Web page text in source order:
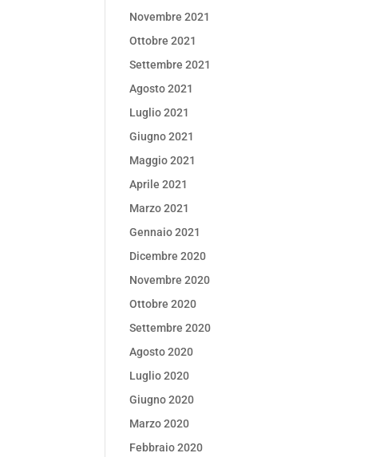
Novembre 2021
Ottobre 2021
Settembre 2021
Agosto 2021
Luglio 2021
Giugno 2021
Maggio 2021
Aprile 2021
Marzo 2021
Gennaio 2021
Dicembre 2020
Novembre 2020
Ottobre 2020
Settembre 2020
Agosto 2020
Luglio 2020
Giugno 2020
Marzo 2020
Febbraio 2020